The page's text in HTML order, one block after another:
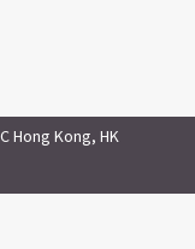
Hong Kong, HK